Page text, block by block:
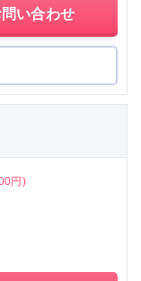
問い合わせ
円)